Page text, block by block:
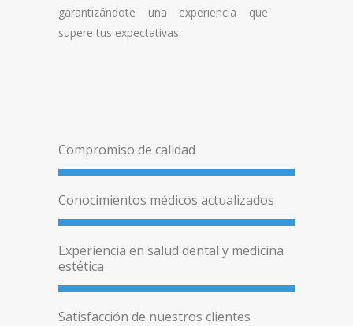
garantizándote una experiencia que
supere tus expectativas.
Compromiso de calidad
Conocimientos médicos actualizados
Experiencia en salud dental y medicina
estética
Satisfacción de nuestros clientes